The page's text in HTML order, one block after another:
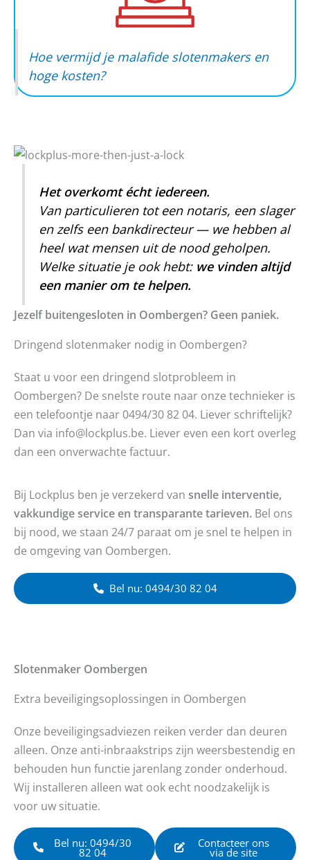
Hoe vermijd je malafide slotenmakers en
hoge kosten?
Het overkomt écht iedereen.
Van particulieren tot een notaris, een slager
en zelfs een bankdirecteur — we hebben al
heel wat mensen uit de nood geholpen.
Welke situatie je ook hebt: we vinden altijd
een manier om te helpen.
Jezelf buitengesloten in Oombergen? Geen paniek.
Dringend slotenmaker nodig in Oombergen?
Staat u voor een dringend slotprobleem in
Oombergen? De snelste route naar onze technieker is
een telefoontje naar 0494/30 82 04. Liever schriftelijk?
Dan via info@lockplus.be. Liever even een kort overleg
dan een onverwachte factuur.
Bij Lockplus ben je verzekerd van snelle interventie,
vakkundige service en transparante tarieven. Bel ons
bij nood, we staan 24/7 paraat om je snel te helpen in
de omgeving van Oombergen.
Bel nu: 0494/30 82 04
Slotenmaker Oombergen
Extra beveiligingsoplossingen in Oombergen
Onze beveiligingsadviezen reiken verder dan deuren
alleen. Onze anti-inbraakstrips zijn weersbestendig en
behouden hun functie jarenlang zonder onderhoud.
Wij installeren alleen wat ook echt noodzakelijk is
voor uw situatie.
Bel nu: 0494/30
82 04
Contacteer ons
via de site